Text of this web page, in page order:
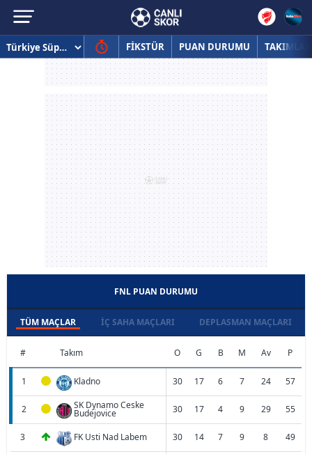
FİKSTÜR PUAN DURUMU TAKIMLAR
FNL PUAN DURUMU
TÜM MAÇLAR İÇ SAHA MAÇLARI DEPLASMAN MAÇLARI
# Takım O G B M Av P
1 Kladno 30 17 6 7 24 57
2 SK Dynamo Ceske
Budejovice 30 17 4 9 29 55
3 FK Usti Nad Labem 30 14 7 9 8 49